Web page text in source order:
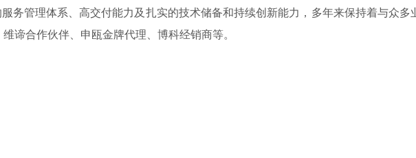
管理体系、高交付能力及扎实的技术储备和持续创新能力，多年来保持着与众多
谛合作伙伴、申瓯金牌代理、博科经销商等。